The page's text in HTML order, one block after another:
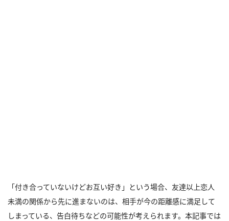
「付き合っていないけどお互い好き」という場合、友達以上恋人
未満の関係から先に進まないのは、相手が今の距離感に満足して
しまっている、告白待ちなどの可能性が考えられます。本記事では